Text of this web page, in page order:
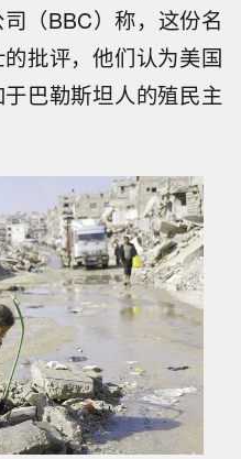
（BBC）称，这份名
批评，他们认为美国
巴勒斯坦人的殖民主